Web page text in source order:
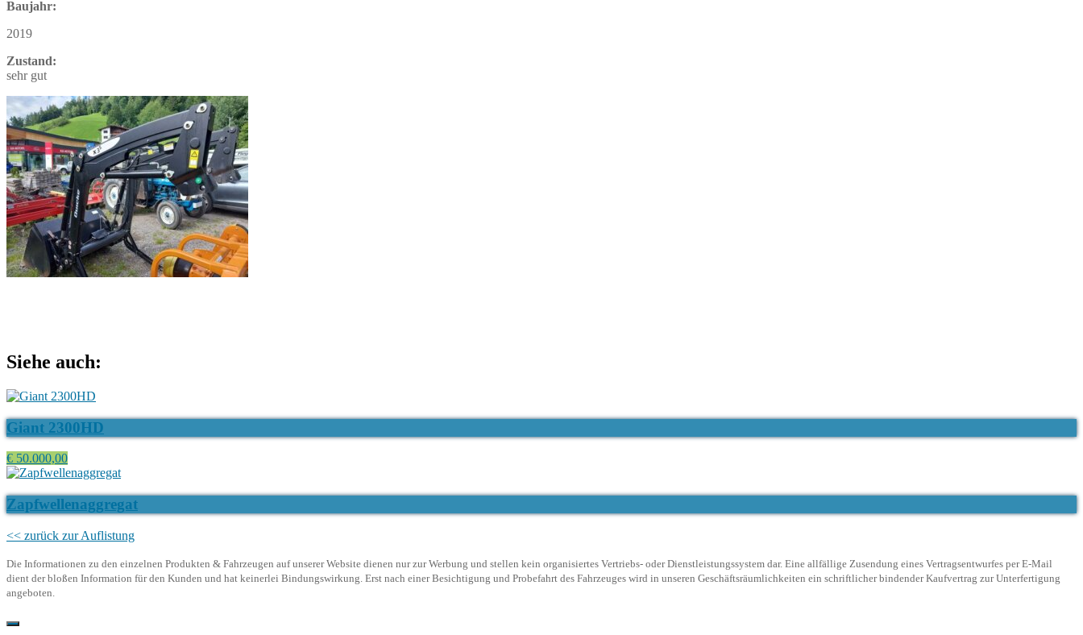
Baujahr:
2019
Zustand:
sehr gut
Siehe auch:
Giant 2300HD
€ 50.000,00
Zapfwellenaggregat
<< zurück zur Auflistung
Die Informationen zu den einzelnen Produkten & Fahrzeugen auf unserer Website dienen nur zur Werbung und stellen kein organisiertes Vertriebs- oder Dienstleistungssystem dar. Eine allfällige Zusendung eines Vertragsentwurfes per E-Mail
dient der bloßen Information für den Kunden und hat keinerlei Bindungswirkung. Erst nach einer Besichtigung und Probefahrt des Fahrzeuges wird in unseren Geschäftsräumlichkeiten ein schriftlicher bindender Kaufvertrag zur Unterfertigung
angeboten.